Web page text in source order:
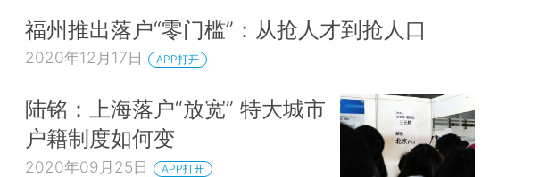
福州推出落户“零门槛”：从抢人才到抢人口
2020年12月17日 APP打开
陆铭：上海落户“放宽” 特大城市
户籍制度如何变
2020年09月25日 APP打开